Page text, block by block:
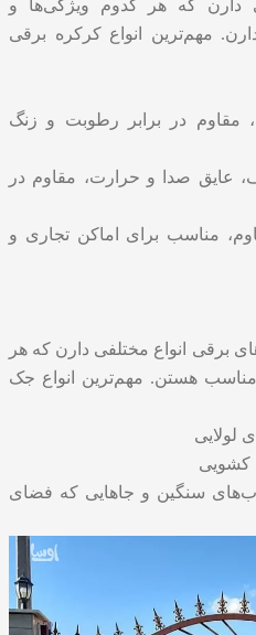
دارن که هر کدوم ویژگی‌ها و
مهم‌ترین انواع کرکره برقی
مقاوم در برابر رطوبت و زنگ
عایق صدا و حرارت، مقاوم در
مناسب برای اماکن تجاری و
برقی انواع مختلفی دارن که هر
هستن. مهم‌ترین انواع جک
لولایی
کشویی
سنگین و جاهایی که فضای